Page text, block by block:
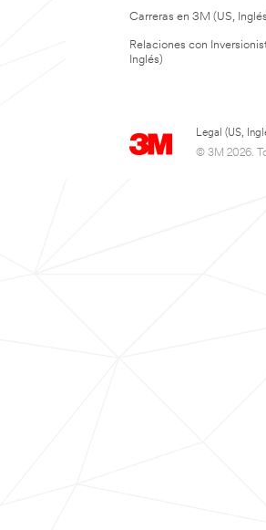
Carreras en 3M (US,
Relaciones con
Inglés)
Legal (US,
© 3M 2026.